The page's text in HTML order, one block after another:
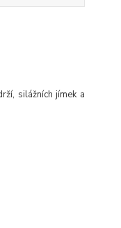
silážních jímek a